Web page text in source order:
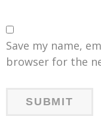
Save my name,
browser for the